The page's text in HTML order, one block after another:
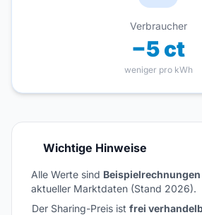
Verbraucher
−5 ct
weniger pro kWh
Wichtige Hinweise
Alle Werte sind Beispielrechnungen
aktueller Marktdaten (Stand 2026).
Der Sharing-Preis ist frei